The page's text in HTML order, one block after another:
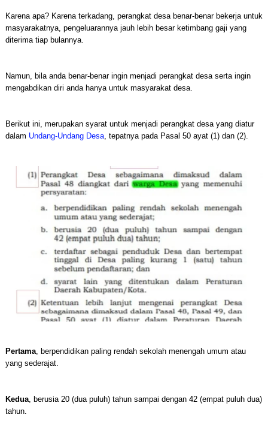
Karena apa? Karena terkadang, perangkat desa benar-benar bekerja untuk
masyarakatnya, pengeluarannya jauh lebih besar ketimbang gaji yang
diterima tiap bulannya.
Namun, bila anda benar-benar ingin menjadi perangkat desa serta ingin
mengabdikan diri anda hanya untuk masyarakat desa.
Berikut ini, merupakan syarat untuk menjadi perangkat desa yang diatur
dalam Undang-Undang Desa, tepatnya pada Pasal 50 ayat (1) dan (2).
Pertama, berpendidikan paling rendah sekolah menengah umum atau
yang sederajat.
Kedua, berusia 20 (dua puluh) tahun sampai dengan 42 (empat puluh dua)
tahun.